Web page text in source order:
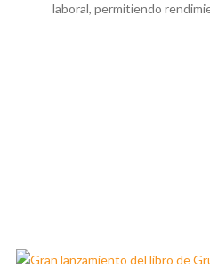
laboral, permitiendo